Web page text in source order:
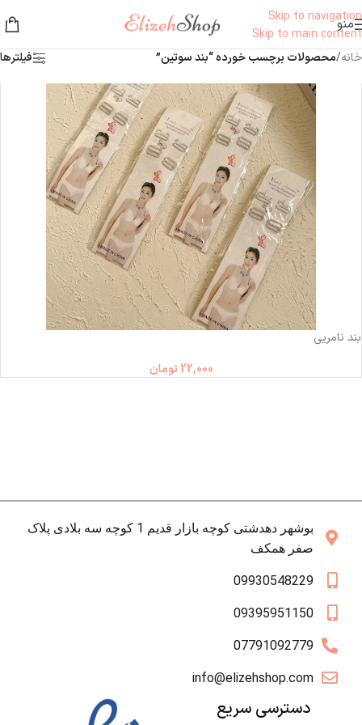
Skip to navigation
Skip to main content
منو
خانه/محصولات برچسب خورده “بند سوتین” فیلترها
بند نامریی
22,000 تومان
بوشهر دهدشتی کوچه بازار قدیم 1 کوچه سه بلادی پلاک
صفر همکف
09930548229
09395951150
07791092779
info@elizehshop.com
دسترسی سریع